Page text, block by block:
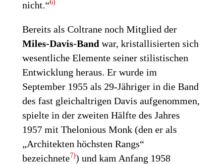
nicht.“6)
Bereits als Coltrane noch Mitglied der
Miles-Davis-Band war, kristallisierten sich
wesentliche Elemente seiner stilistischen
Entwicklung heraus. Er wurde im
September 1955 als 29-Jähriger in die Band
des fast gleichaltrigen Davis aufgenommen,
spielte in der zweiten Hälfte des Jahres
1957 mit Thelonious Monk (den er als
„Architekten höchsten Rangs“
bezeichnete7)) und kam Anfang 1958